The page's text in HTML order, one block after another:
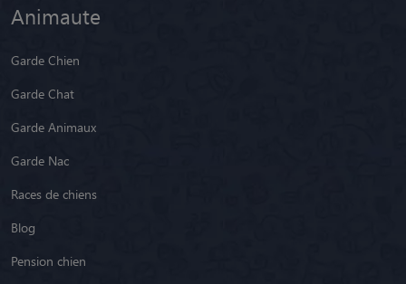
Animaute
Garde Chien
Garde Chat
Garde Animaux
Garde Nac
Races de chiens
Blog
Pension chien